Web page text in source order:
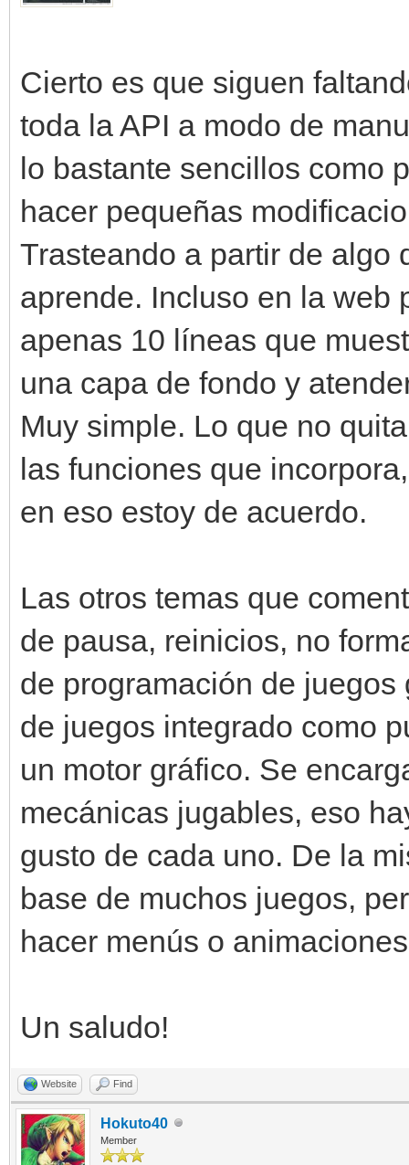
Cierto es que siguen
toda la API a modo de
lo bastante sencillos como
hacer pequeñas
Trasteando a partir de algo
aprende. Incluso en la web
apenas 10 líneas que
una capa de fondo y
Muy simple. Lo que no
las funciones que
en eso estoy de acuerdo.
Las otros temas que
de pausa, reinicios, no
de programación de
de juegos integrado como
un motor gráfico. Se
mecánicas jugables, eso
gusto de cada uno. De la
base de muchos juegos,
hacer menús o
Un saludo!
Website Find
Hokuto40
Member